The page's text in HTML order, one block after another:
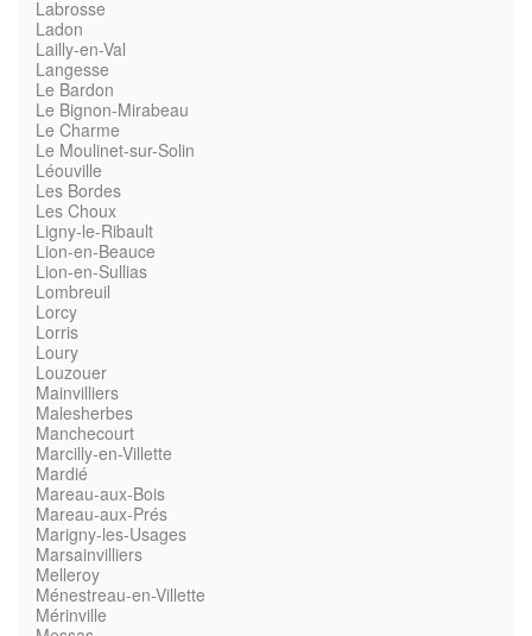
Labrosse
Ladon
Lailly-en-Val
Langesse
Le Bardon
Le Bignon-Mirabeau
Le Charme
Le Moulinet-sur-Solin
Léouville
Les Bordes
Les Choux
Ligny-le-Ribault
Lion-en-Beauce
Lion-en-Sullias
Lombreuil
Lorcy
Lorris
Loury
Louzouer
Mainvilliers
Malesherbes
Manchecourt
Marcilly-en-Villette
Mardié
Mareau-aux-Bois
Mareau-aux-Prés
Marigny-les-Usages
Marsainvilliers
Melleroy
Ménestreau-en-Villette
Mérinville